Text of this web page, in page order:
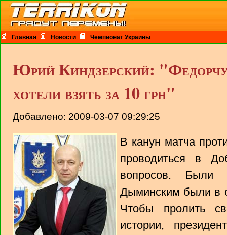
Главная Новости Чемпионат Украины
Юрий Киндзерский:
хотели взять за 10 грн"
Добавлено: 2009-03-07 09:29:25
В канун матча
проводиться в
вопросов. Были
Дыминским были в
Чтобы пролить
истории,